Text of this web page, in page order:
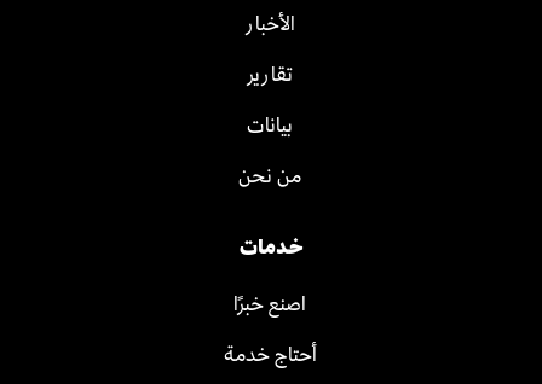
الأخبار
تقارير
بيانات
من نحن
خدمات
اصنع خبرًا
أحتاج خدمة